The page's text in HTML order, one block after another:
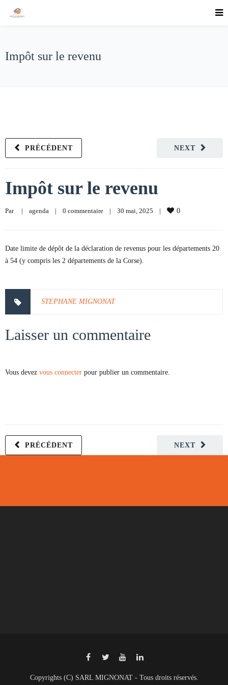
Impôt sur le revenu
NEXT
PRÉCÉDENT
Impôt sur le revenu
Par | agenda | 0 commentaire | 30 mai, 2025 | 0
Date limite de dépôt de la déclaration de revenus pour les départements 20
à 54 (y compris les 2 départements de la Corse).
STEPHANE MIGNONAT
Laisser un commentaire
Vous devez vous connecter pour publier un commentaire.
NEXT
PRÉCÉDENT
Copyrights (C) SARL MIGNONAT - Tous droits réservés.